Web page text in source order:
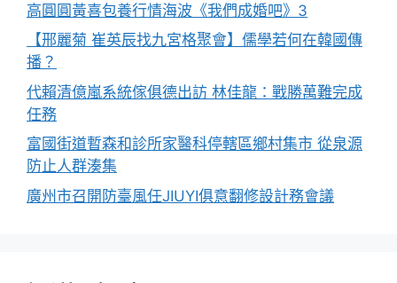
高圓圓黃喜包養行情海波《我們成婚吧》3
【邢麗菊 崔英辰找九宮格聚會】儒學若何在韓國傳
播？
代賴清億嵐系統傢俱德出訪 林佳龍：戰勝萬難完成
任務
富國街道暫森和診所家醫科停轄區鄉村集市 從泉源
防止人群湊集
廣州市召開防臺風任JIUYI俱意翻修設計務會議